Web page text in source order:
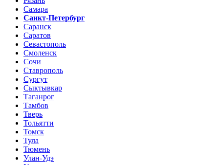
Самара
Санкт-Петербург
Саранск
Саратов
Севастополь
Смоленск
Сочи
Ставрополь
Сургут
Сыктывкар
Таганрог
Тамбов
Тверь
Тольятти
Томск
Тула
Тюмень
Улан-Удэ